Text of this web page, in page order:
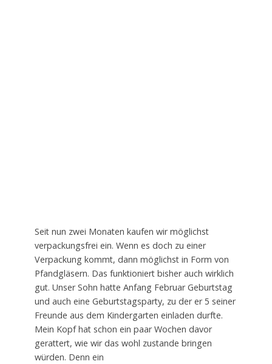
Seit nun zwei Monaten kaufen wir möglichst
verpackungsfrei ein. Wenn es doch zu einer
Verpackung kommt, dann möglichst in Form von
Pfandgläsern. Das funktioniert bisher auch wirklich
gut. Unser Sohn hatte Anfang Februar Geburtstag
und auch eine Geburtstagsparty, zu der er 5 seiner
Freunde aus dem Kindergarten einladen durfte.
Mein Kopf hat schon ein paar Wochen davor
gerattert, wie wir das wohl zustande bringen
würden. Denn ein